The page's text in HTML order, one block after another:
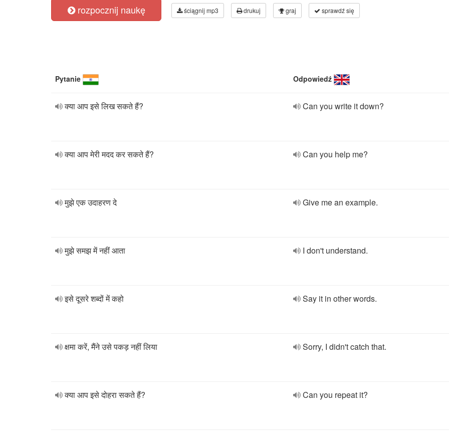
rozpocznij naukę ściągnij mp3 drukuj graj sprawdź się
Pytanie Odpowiedź
क्या आप इसे लिख सकते हैं? Can you write it down?
क्या आप मेरी मदद कर सकते हैं? Can you help me?
मुझे एक उदाहरण दे Give me an example.
मुझे समझ में नहीं आता I don't understand.
इसे दूसरे शब्दों में कहो Say it in other words.
क्षमा करें, मैंने उसे पकड़ नहीं लिया Sorry, I didn't catch that.
क्या आप इसे दोहरा सकते हैं? Can you repeat it?